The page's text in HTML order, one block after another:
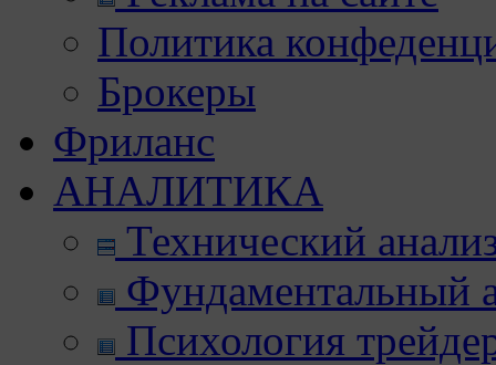
Политика
Брокеры
Фриланс
АНАЛИТИКА
Технический
Фундаментальный
Психология